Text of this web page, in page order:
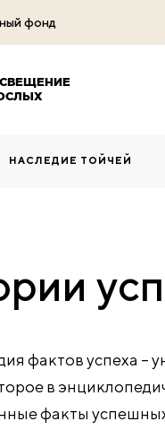
фонд
НАСЛЕДИЕ ТОЙЧЕЙ
фактов успеха –
в
факты